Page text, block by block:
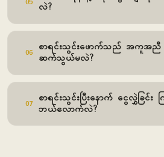
လဲ?
06 စာရင်းသွင်းဖောက်သည် အကူ
ဆက်သွယ်မလဲ?
07 စာရင်းသွင်းပြီးနောက် ငွေလွှဲခြင်း က
ဘယ်လောက်လဲ?